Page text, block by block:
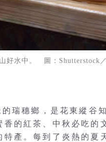
好水中。 圖：Shutterstock
瑞穗鄉，是花東縱谷
的紅茶、中秋必吃的
產。每到了炎熱的夏